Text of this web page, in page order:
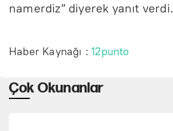
namerdiz” diyerek yanıt verdi.
Haber Kaynağı :12punto
Çok Okunanlar